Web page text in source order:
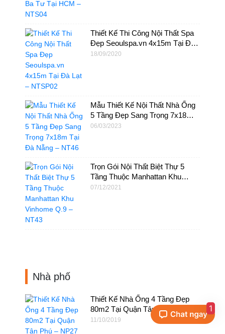
Thiết Kế Thi Công Nội Thất Spa
Đẹp Seoulspa.vn 4x15m Tại Đà
Lạt – NTSP02
18/09/2020
Mẫu Thiết Kế Nội Thất Nhà Ống
5 Tầng Đẹp Sang Trọng 7x18m
Tại Đà Nẵng – NT46
06/03/2023
Trọn Gói Nội Thất Biệt Thự 5
Tầng Thuộc Manhattan Khu
Vinhome Q.9 – NT43
07/12/2021
Nhà phố
Thiết Kế Nhà Ống 4 Tầng Đẹp
80m2 Tại Quận Tân Phú – NP27
11/10/2019
1